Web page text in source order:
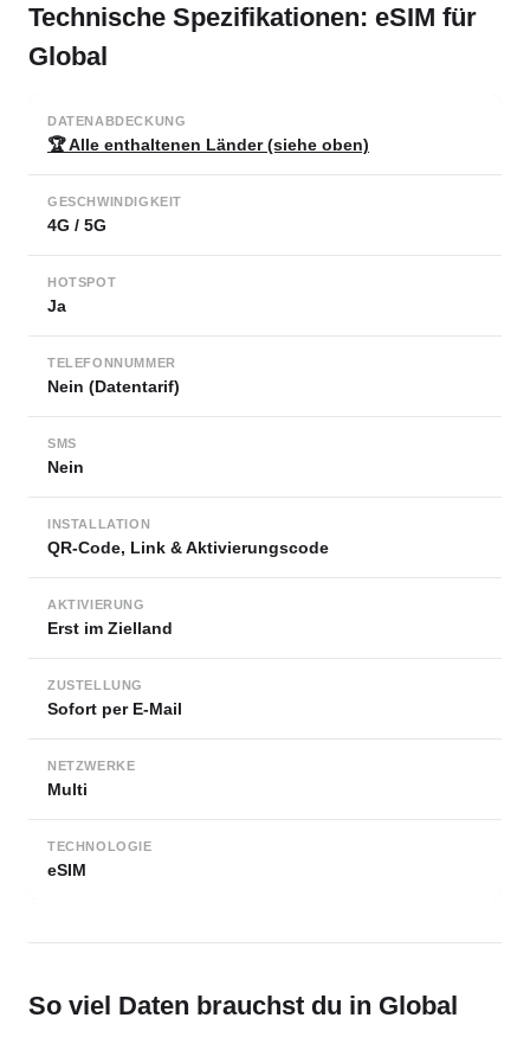
Technische Spezifikationen: eSIM für
Global
DATENABDECKUNG
🏆 Alle enthaltenen Länder (siehe oben)
GESCHWINDIGKEIT
4G / 5G
HOTSPOT
Ja
TELEFONNUMMER
Nein (Datentarif)
SMS
Nein
INSTALLATION
QR-Code, Link & Aktivierungscode
AKTIVIERUNG
Erst im Zielland
ZUSTELLUNG
Sofort per E-Mail
NETZWERKE
Multi
TECHNOLOGIE
eSIM
So viel Daten brauchst du in Global